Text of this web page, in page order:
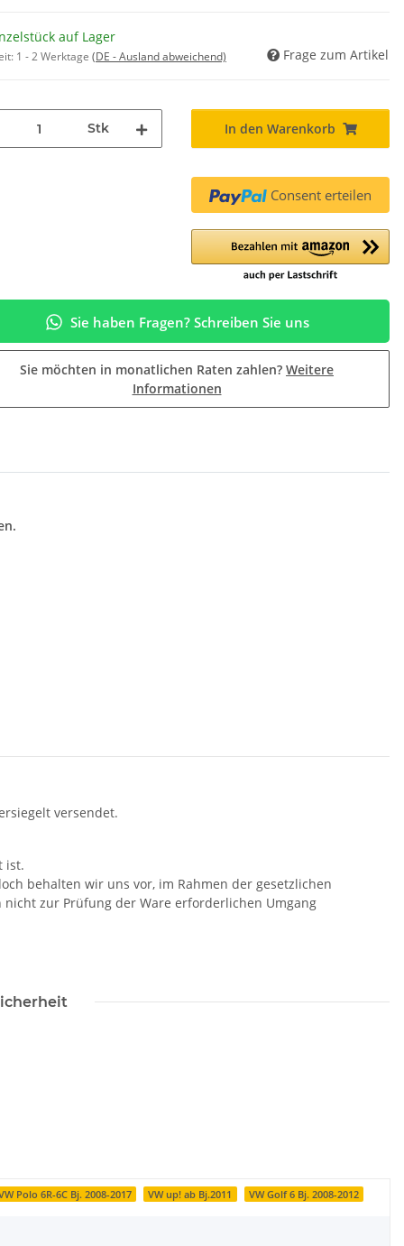
auf Lager
1 - 2 Werktage (DE - Ausland abweichend) Frage zum Artikel
Stk In den Warenkorb
Consent erteilen
Sie haben Fragen? Schreiben Sie uns
Sie möchten in monatlichen Raten zahlen? Weitere
Informationen
versendet.
ist.
behalten wir uns vor, im Rahmen der gesetzlichen
zur Prüfung der Ware erforderlichen Umgang
Polo 6R-6C Bj. 2008-2017 VW up! ab Bj.2011 VW Golf 6 Bj. 2008-2012